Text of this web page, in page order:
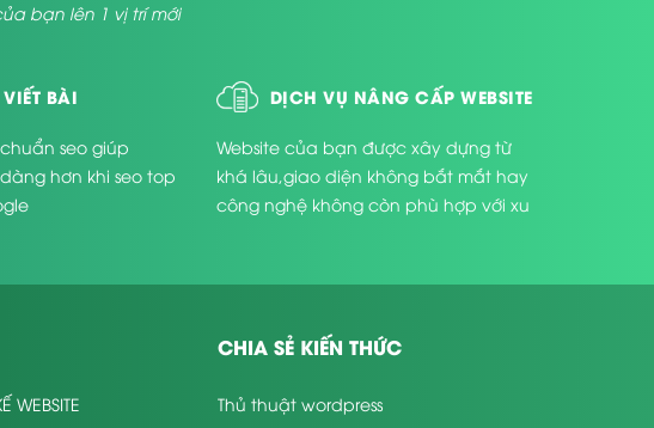
bạn lên 1 vị trí mới
BÀI
seo giúp
hơn khi seo top
DỊCH VỤ NÂNG CẤP WEBSITE
Website của bạn được xây dựng từ
khá lâu,giao diện không bắt mắt hay
công nghệ không còn phù hợp với xu
WEBSITE
CHIA SẺ KIẾN THỨC
Thủ thuật wordpress